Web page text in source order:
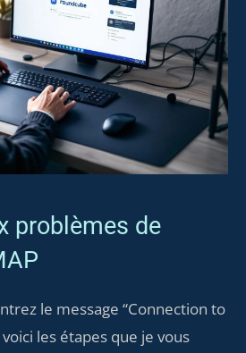
problèmes de
le message “Connection to
les étapes que je vous